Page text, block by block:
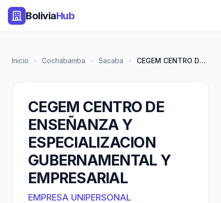
BoliviaHub
Inicio Cochabamba Sacaba CEGEM CENTRO DE ENSEÑANZA Y ES...
CEGEM CENTRO DE
ENSEÑANZA Y
ESPECIALIZACION
GUBERNAMENTAL Y
EMPRESARIAL
EMPRESA UNIPERSONAL